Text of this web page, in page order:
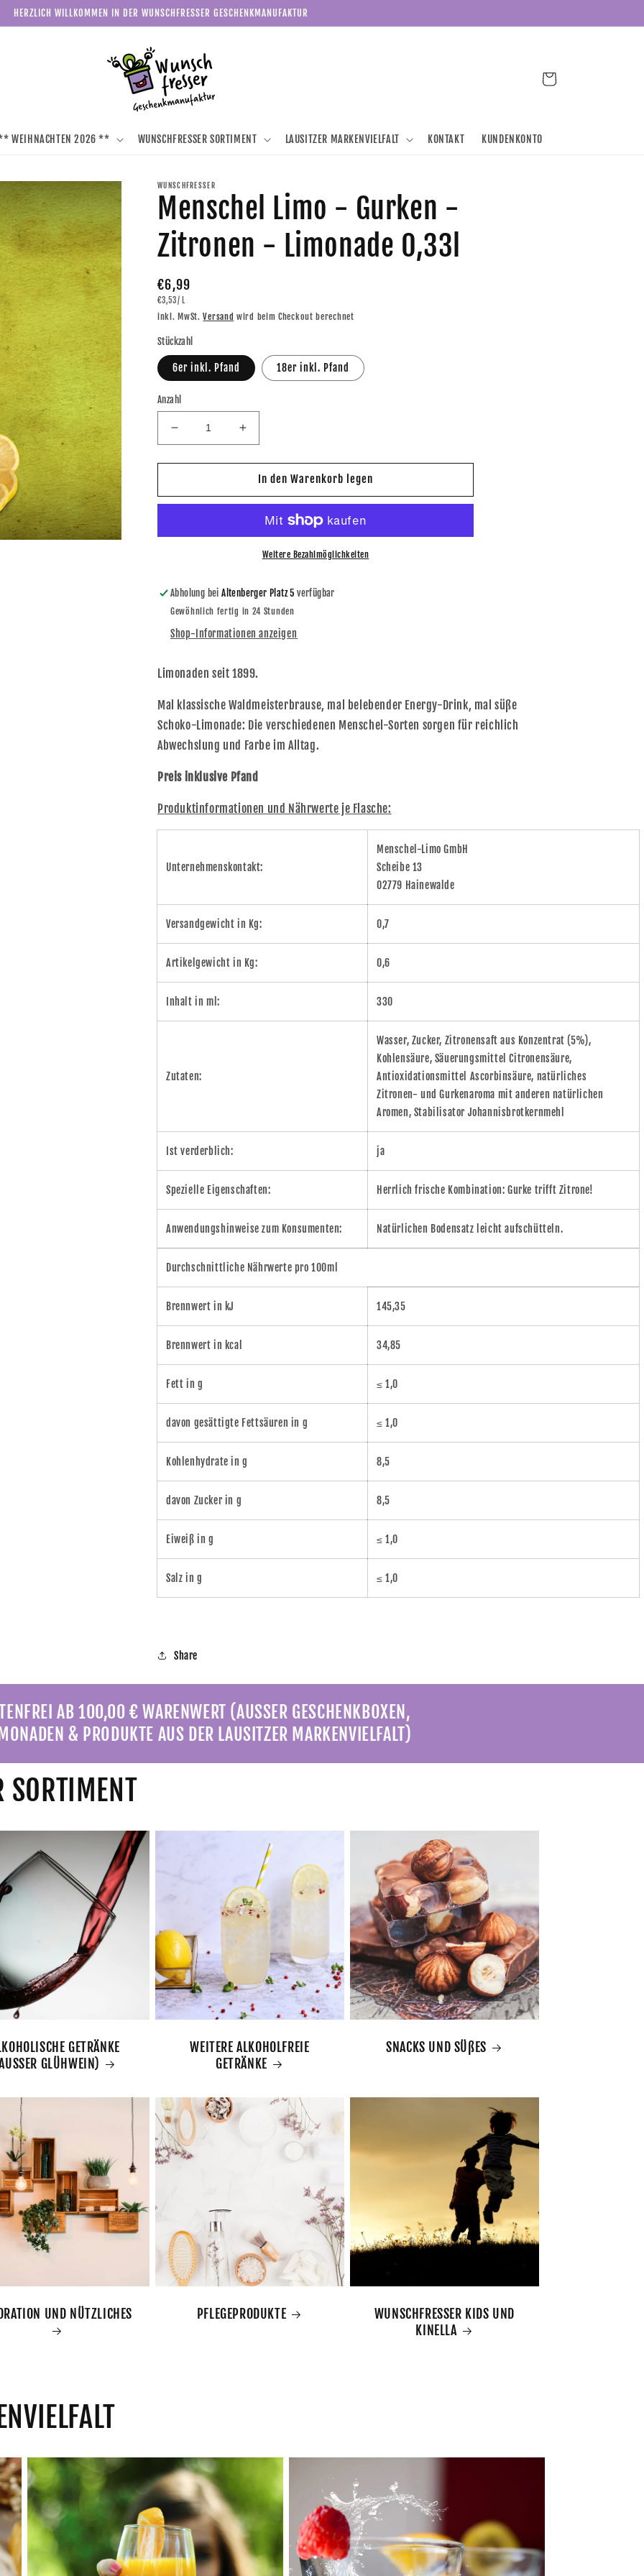
HERZLICH WILLKOMMEN IN DER WUNSCHFRESSER GESCHENKMANUFAKTUR
WEIHNACHTEN 2026 ** WUNSCHFRESSER SORTIMENT LAUSITZER MARKENVIELFALT KONTAKT KUNDENKONTO
Warenkorb
WUNSCHFRESSER
Menschel Limo - Gurken -
Zitronen - Limonade 0,33l
Normaler
Preis
€6,99
GRUNDPREIS
€3,53/ PRO
L
inkl. MwSt.Versand wird beim Checkout berechnet
Stückzahl
6er inkl. Pfand 18er inkl. Pfand
Anzahl
Verringere
die
Menge
Menschel
Gurken
-
Limonade
0,33l
Erhöhe
die
Menge
Menschel
Gurken
-
Limonade
0,33l
In den Warenkorb legen
Weitere Bezahlmöglichkeiten
Abholung beiAltenberger Platz 5 verfügbar
Gewöhnlich fertig in 24 Stunden
Shop-Informationen anzeigen
Limonaden seit 1899.
Mal klassische Waldmeisterbrause, mal belebender Energy-Drink, mal süße
Schoko-Limonade: Die verschiedenen Menschel-Sorten sorgen für reichlich
Abwechslung und Farbe im Alltag.
Preis inklusive Pfand
Produktinformationen und Nährwerte je Flasche:
Unternehmenskontakt:
Menschel-Limo GmbH
Scheibe 13
02779 Hainewalde
Versandgewicht in Kg: 0,7
Artikelgewicht in Kg: 0,6
Inhalt in ml: 330
Zutaten:
Wasser, Zucker, Zitronensaft aus Konzentrat (5%),
Kohlensäure, Säuerungsmittel Citronensäure,
Antioxidationsmittel Ascorbinsäure, natürliches
Zitronen- und Gurkenaroma mit anderen natürlichen
Aromen, Stabilisator Johannisbrotkernmehl
Ist verderblich: ja
Spezielle Eigenschaften: Herrlich frische Kombination: Gurke trifft Zitrone!
Anwendungshinweise zum Konsumenten: Natürlichen Bodensatz leicht aufschütteln.
Durchschnittliche Nährwerte pro 100ml
Brennwert in kJ 145,35
Brennwert in kcal 34,85
Fett in g ≤ 1,0
davon gesättigte Fettsäuren in g ≤ 1,0
Kohlenhydrate in g 8,5
davon Zucker in g 8,5
Eiweiß in g ≤ 1,0
Salz in g ≤ 1,0
Share
AB 100,00 € WARENWERT (AUSSER GESCHENKBOXEN,
& PRODUKTE AUS DER LAUSITZER MARKENVIELFALT)
SORTIMENT
GETRÄNKE
GLÜHWEIN)
WEITERE ALKOHOLFREIE
GETRÄNKE
SNACKS UND SÜßES
UND NÜTZLICHES PFLEGEPRODUKTE
WUNSCHFRESSER KIDS UND
KINELLA